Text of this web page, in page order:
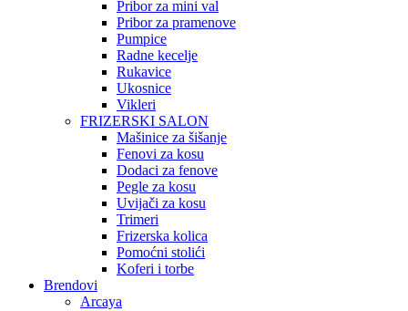
Pribor za mini val
Pribor za pramenove
Pumpice
Radne kecelje
Rukavice
Ukosnice
Vikleri
FRIZERSKI SALON
Mašinice za šišanje
Fenovi za kosu
Dodaci za fenove
Pegle za kosu
Uvijači za kosu
Trimeri
Frizerska kolica
Pomoćni stolići
Koferi i torbe
Brendovi
Arcaya